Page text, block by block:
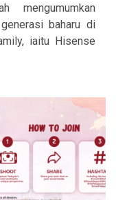
mengumumkan
baharu di
iaitu Hisense